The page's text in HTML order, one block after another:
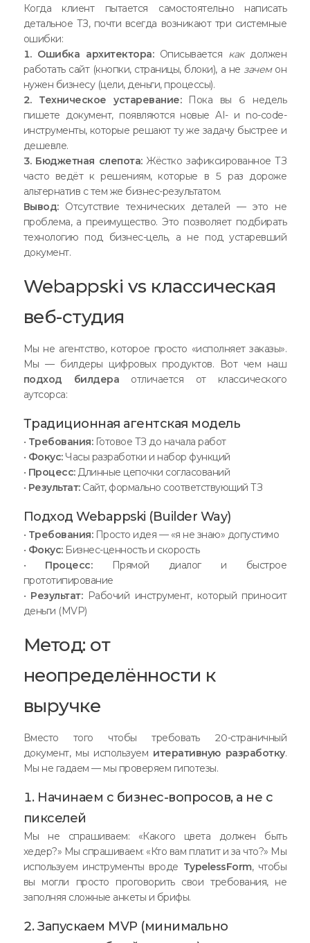
Когда клиент пытается самостоятельно написать
детальное ТЗ, почти всегда возникают три системные
ошибки:
1. Ошибка архитектора:Описывается какдолжен
работать сайт (кнопки, страницы, блоки), а не зачемон
нужен бизнесу (цели, деньги, процессы).
2. Техническое устаревание:Пока вы 6 недель
пишете документ, появляются новые AI- и no-code-
инструменты, которые решают ту же задачу быстрее и
дешевле.
3. Бюджетная слепота:Жёстко зафиксированное ТЗ
часто ведёт к решениям, которые в 5 раз дороже
альтернатив с тем же бизнес-результатом.
Вывод:Отсутствие технических деталей — это не
проблема, а преимущество. Это позволяет подбирать
технологию под бизнес-цель, а не под устаревший
документ.
Webappski vs классическая
веб-студия
Мы не агентство, которое просто «исполняет заказы».
Мы — билдеры цифровых продуктов. Вот чем наш
подход билдера отличается от классического
аутсорса:
Традиционная агентская модель
• Требования:Готовое ТЗ до начала работ
• Фокус:Часы разработки и набор функций
• Процесс:Длинные цепочки согласований
• Результат:Сайт, формально соответствующий ТЗ
Подход Webappski (Builder Way)
• Требования:Просто идея — «я не знаю» допустимо
• Фокус:Бизнес-ценность и скорость
• Процесс:Прямой диалог и быстрое
прототипирование
• Результат:Рабочий инструмент, который приносит
деньги (MVP)
Метод: от
неопределённости к
выручке
Вместо того чтобы требовать 20-страничный
документ, мы используем итеративную разработку.
Мы не гадаем — мы проверяем гипотезы.
1. Начинаем с бизнес-вопросов, а не с
пикселей
Мы не спрашиваем: «Какого цвета должен быть
хедер?» Мы спрашиваем: «Кто вам платит и за что?» Мы
используем инструменты вроде TypelessForm, чтобы
вы могли просто проговорить свои требования, не
заполняя сложные анкеты и брифы.
2. Запускаем MVP (минимально